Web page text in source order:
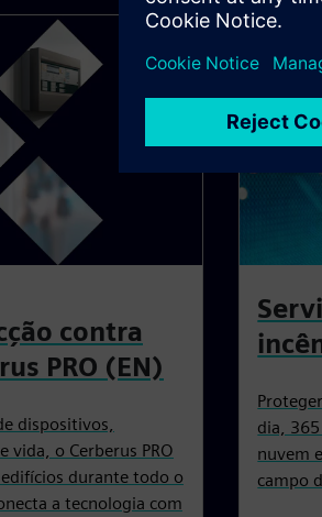
contra
PRO (EN)
dispositivos,
vida, o Cerberus PRO
durante todo o
a tecnologia com
dia,
nuvem
campo